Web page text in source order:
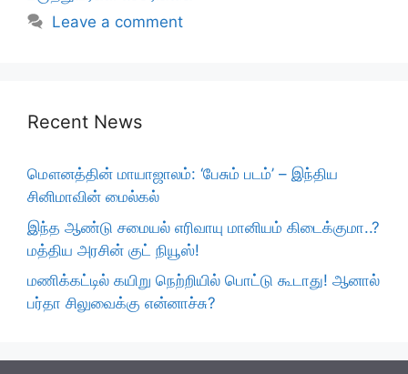
Leave a comment
Recent News
மௌனத்தின் மாயாஜாலம்: ‘பேசும் படம்’ – இந்திய
சினிமாவின் மைல்கல்
இந்த ஆண்டு சமையல் எரிவாயு மானியம் கிடைக்குமா..?
மத்திய அரசின் குட் நியூஸ்!
மணிக்கட்டில் கயிறு நெற்றியில் பொட்டு கூடாது! ஆனால்
பர்தா சிலுவைக்கு என்னாச்சு?